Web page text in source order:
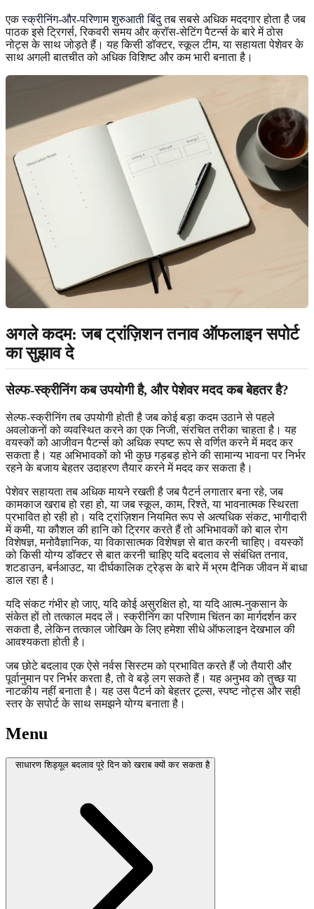
एकस्क्रीनिंग-और-परिणाम शुरुआती बिंदुतब सबसे अधिक मददगार होता है जब
पाठक इसे ट्रिगर्स, रिकवरी समय और क्रॉस-सेटिंग पैटर्न्स के बारे में ठोस
नोट्स के साथ जोड़ते हैं। यह किसी डॉक्टर, स्कूल टीम, या सहायता पेशेवर के
साथ अगली बातचीत को अधिक विशिष्ट और कम भारी बनाता है।
अगले कदम: जब ट्रांज़िशन तनाव ऑफलाइन सपोर्ट
का सुझाव दे
सेल्फ-स्क्रीनिंग कब उपयोगी है, और पेशेवर मदद कब बेहतर है?
सेल्फ-स्क्रीनिंग तब उपयोगी होती है जब कोई बड़ा कदम उठाने से पहले
अवलोकनों को व्यवस्थित करने का एक निजी, संरचित तरीका चाहता है। यह
वयस्कों को आजीवन पैटर्न्स को अधिक स्पष्ट रूप से वर्णित करने में मदद कर
सकता है। यह अभिभावकों को भी कुछ गड़बड़ होने की सामान्य भावना पर निर्भर
रहने के बजाय बेहतर उदाहरण तैयार करने में मदद कर सकता है।
पेशेवर सहायता तब अधिक मायने रखती है जब पैटर्न लगातार बना रहे, जब
कामकाज खराब हो रहा हो, या जब स्कूल, काम, रिश्ते, या भावनात्मक स्थिरता
प्रभावित हो रही हो। यदि ट्रांज़िशन नियमित रूप से अत्यधिक संकट, भागीदारी
में कमी, या कौशल की हानि को ट्रिगर करते हैं तो अभिभावकों को बाल रोग
विशेषज्ञ, मनोवैज्ञानिक, या विकासात्मक विशेषज्ञ से बात करनी चाहिए। वयस्कों
को किसी योग्य डॉक्टर से बात करनी चाहिए यदि बदलाव से संबंधित तनाव,
शटडाउन, बर्नआउट, या दीर्घकालिक ट्रेड्स के बारे में भ्रम दैनिक जीवन में बाधा
डाल रहा है।
यदि संकट गंभीर हो जाए, यदि कोई असुरक्षित हो, या यदि आत्म-नुकसान के
संकेत हों तो तत्काल मदद लें। स्क्रीनिंग का परिणाम चिंतन का मार्गदर्शन कर
सकता है, लेकिन तत्काल जोखिम के लिए हमेशा सीधे ऑफलाइन देखभाल की
आवश्यकता होती है।
जब छोटे बदलाव एक ऐसे नर्वस सिस्टम को प्रभावित करते हैं जो तैयारी और
पूर्वानुमान पर निर्भर करता है, तो वे बड़े लग सकते हैं। यह अनुभव को तुच्छ या
नाटकीय नहीं बनाता है। यह उस पैटर्न को बेहतर टूल्स, स्पष्ट नोट्स और सही
स्तर के सपोर्ट के साथ समझने योग्य बनाता है।
Menu
साधारण शिड्यूल बदलाव पूरे दिन को खराब क्यों कर सकता है